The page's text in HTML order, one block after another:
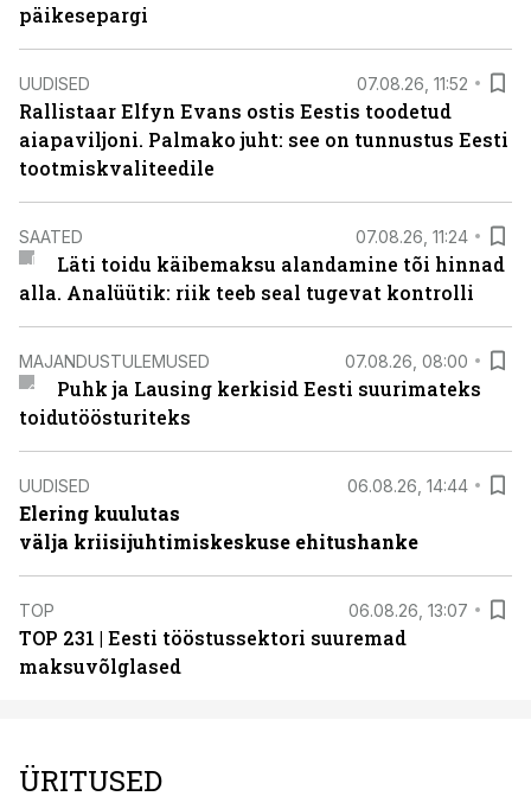
päikesepargi
UUDISED 07.08.26, 11:52
Rallistaar Elfyn Evans ostis Eestis toodetud
aiapaviljoni. Palmako juht: see on tunnustus Eesti
tootmiskvaliteedile
SAATED 07.08.26, 11:24
Läti toidu käibemaksu alandamine tõi hinnad
alla. Analüütik: riik teeb seal tugevat kontrolli
MAJANDUSTULEMUSED 07.08.26, 08:00
Puhk ja Lausing kerkisid Eesti suurimateks
toidutöösturiteks
UUDISED 06.08.26, 14:44
Elering kuulutas
välja kriisijuhtimiskeskuse ehitushanke
TOP 06.08.26, 13:07
TOP 231 | Eesti tööstussektori suuremad
maksuvõlglased
ÜRITUSED